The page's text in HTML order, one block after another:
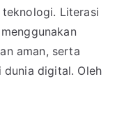
teknologi. Literasi
aman, serta
dunia digital. Oleh